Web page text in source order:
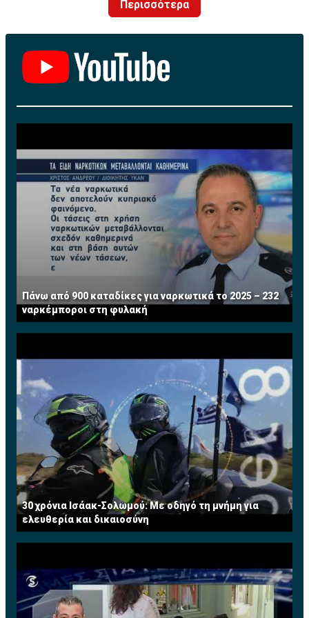
Περισσότερα
Πάνω από 900 καταδίκες για ναρκωτικά το 2025 – 232
ναρκέμποροι στη φυλακή
30 χρόνια Ισάακ-Σολωμού: Με οδηγό τη μνήμη για
ελευθερία και δικαιοσύνη